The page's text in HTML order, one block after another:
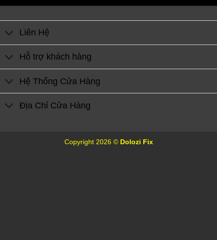
Liên Hệ
Hỗ trợ khách hàng
Hệ Thống Cửa Hàng
Địa Chỉ Cửa Hàng
Copyright 2026 © Dolozi Fix